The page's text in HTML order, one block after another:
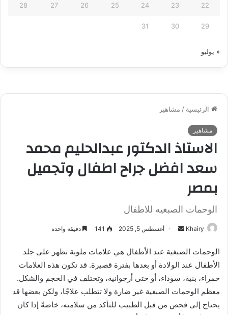
22
23
24
25
26
27
28
29
30
31
« يوليو